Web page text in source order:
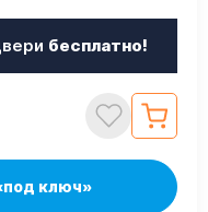
бесплатно!
ключ»